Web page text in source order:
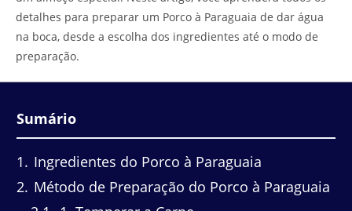
detalhes para preparar um Porco à Paraguaia de dar água
na boca, desde a escolha dos ingredientes até o modo de
preparação.
Sumário
1
Ingredientes do Porco à Paraguaia
2 Método de Preparação do Porco à Paraguaia